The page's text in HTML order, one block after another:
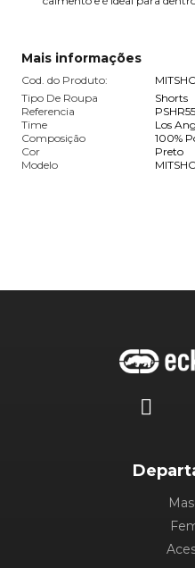
Mais informações
Cod. do Produto:
Tipo De Roupa
Shorts
Referencia
Time
Los
Composição
100%
Cor
Preto
Modelo